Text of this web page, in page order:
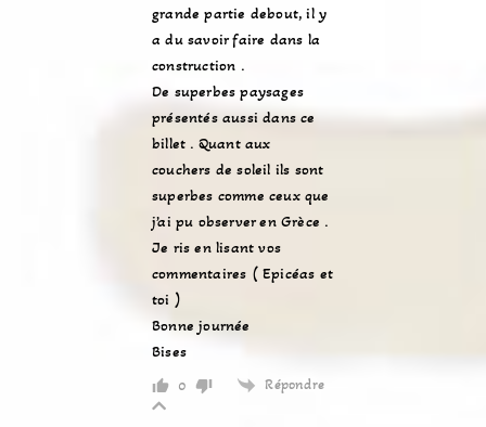
grande partie debout, il y
a du savoir faire dans la
construction .
De superbes paysages
présentés aussi dans ce
billet . Quant aux
couchers de soleil ils sont
superbes comme ceux que
j’ai pu observer en Grèce .
Je ris en lisant vos
commentaires ( Epicéas et
toi )
Bonne journée
Bises
0 Répondre